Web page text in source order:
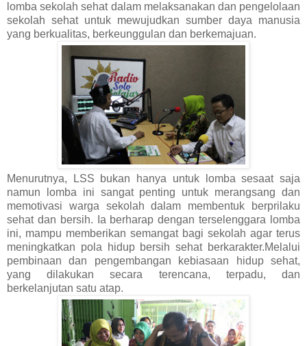
lomba sekolah sehat dalam melaksanakan dan pengelolaan
sekolah sehat untuk mewujudkan sumber daya manusia
yang berkualitas, berkeunggulan dan berkemajuan.
Menurutnya, LSS bukan hanya untuk lomba sesaat saja
namun lomba ini sangat penting untuk merangsang dan
memotivasi warga sekolah dalam membentuk berprilaku
sehat dan bersih. Ia berharap dengan terselenggara lomba
ini, mampu memberikan semangat bagi sekolah agar terus
meningkatkan pola hidup bersih sehat berkarakter.Melalui
pembinaan dan pengembangan kebiasaan hidup sehat,
yang dilakukan secara terencana, terpadu, dan
berkelanjutan satu atap.